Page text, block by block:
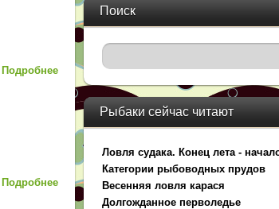
Подробнее
Подробнее
Поиск
Рыбаки сейчас читают
Ловля судака. Конец лета -
Категории рыбоводных прудов
Весенняя ловля карася
Долгожданное перволедье